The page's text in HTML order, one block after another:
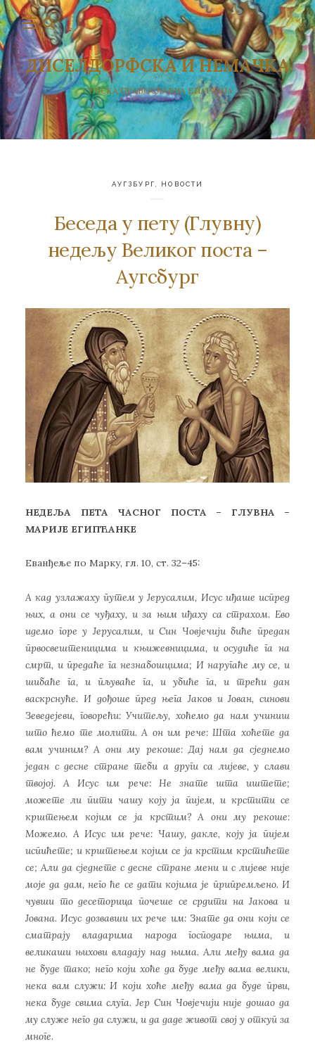
ДИСЕЛДОРФСКА И НЕМАЧКА
СРПСКА ПРАВОСЛАВНА ЕПАРХИЈА
АУГЗБУРГ НОВОСТИ
Беседа у пету (Глувну)
недељу Великог поста –
Аугсбург
НЕДЕЉА ПЕТА ЧАСНОГ ПОСТА – ГЛУВНА –
МАРИЈЕ ЕГИПЋАНКЕ
Еванђеље по Марку, гл. 10, ст. 32–45:
А кад узлажаху путем у Јерусалим, Исус иђаше испред
њих, а они се чуђаху, и за њим иђаху са страхом. Ево
идемо горе у Јерусалим, и Син Човјечији биће предан
првосвештеницима и књижевницима, и осудиће га на
смрт, и предаће га незнабошцима; И наругаће му се, и
шибаће га, и пљуваће га, и убиће га, и трећи дан
васкрснуће. И дођоше пред њега Јаков и Јован, синови
Зеведејеви, говорећи: Учитељу, хоћемо да нам учиниш
што ћемо те молити. А он им рече: Шта хоћете да
вам учиним? А они му рекоше: Дај нам да сједнемо
један с десне стране теби а други са лијеве, у слави
твојој. А Исус им рече: Не знате шта иштете;
можете ли пити чашу коју ја пијем, и крстити се
крштењем којим се ја крстим? А они му рекоше:
Можемо. А Исус им рече: Чашу, дакле, коју ја пијем
испићете; и крштењем којим се ја крстим крстићете
се; Али да сједнете с десне стране мени и с лијеве није
моје да дам, него ће се дати којима је припремљено. И
чувши то десеторица почеше се срдити на Јакова и
Јована. Исус дозвавши их рече им: Знате да они који се
сматрају владарима народа господаре њима, и
великаши њихови владају над њима. Али међу вама да
не буде тако; него који хоће да буде међу вама велики,
нека вам служи: И који хоће међу вама да буде први,
нека буде свима слуга. Јер Син Човјечији није дошао да
му служе него да служи, и да даде живот свој у откуп за
многе.